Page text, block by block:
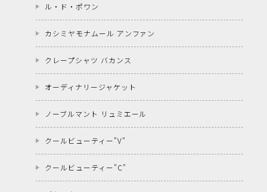
ル・ド・ポワン
カシミヤモナムール アンファン
クレープシャツ バカンス
オーディナリージャケット
ノーブルマント リュミエール
クールビューティー"V"
クールビューティー"C"